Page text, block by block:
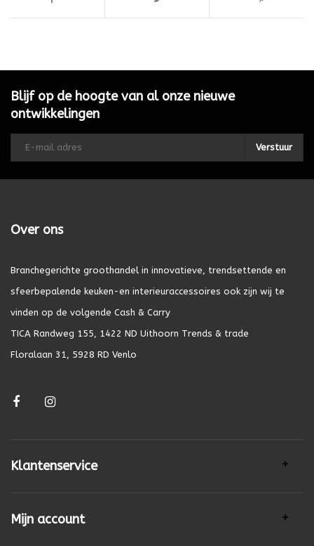
Blijf op de hoogte van al onze nieuwe
ontwikkelingen
Verstuur
Over ons
Branchegerichte groothandel in innovatieve, trendsettende en
sfeerbepalende keuken-en interieuraccessoires ook zijn wij te
vinden op de volgende Cash & Carry
TICA Randweg 155, 1422 ND Uithoorn Trends & trade
Floralaan 31, 5928 RD Venlo
Klantenservice
Mijn account